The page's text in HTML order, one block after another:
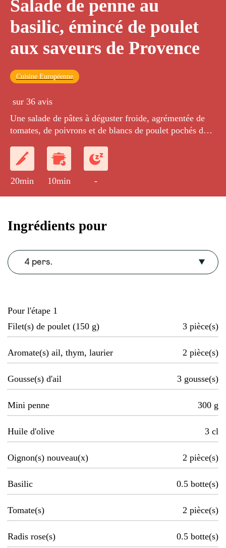
Salade de penne au
basilic, émincé de poulet
aux saveurs de Provence
Cuisine Européenne
sur 36 avis
Une salade de pâtes à déguster froide, agrémentée de
tomates, de poivrons et de blancs de poulet pochés dans
20min 10min -
Ingrédients pour
4 pers.
Pour l'étape 1
Filet(s) de poulet (150 g)
3 pièce(s)
Aromate(s) ail, thym, laurier 2 pièce(s)
Gousse(s) d'ail 3 gousse(s)
Mini penne 300 g
Huile d'olive 3 cl
Oignon(s) nouveau(x) 2 pièce(s)
Basilic 0.5 botte(s)
Tomate(s) 2 pièce(s)
Radis rose(s) 0.5 botte(s)